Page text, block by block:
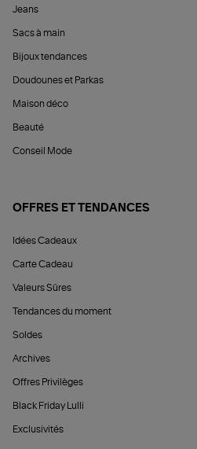
Jeans
Sacs à main
Bijoux tendances
Doudounes et Parkas
Maison déco
Beauté
Conseil Mode
OFFRES ET TENDANCES
Idées Cadeaux
Carte Cadeau
Valeurs Sûres
Tendances du moment
Soldes
Archives
Offres Privilèges
Black Friday Lulli
Exclusivités